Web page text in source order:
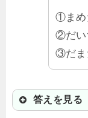
①まめ
②だい
③だま
答えを見る